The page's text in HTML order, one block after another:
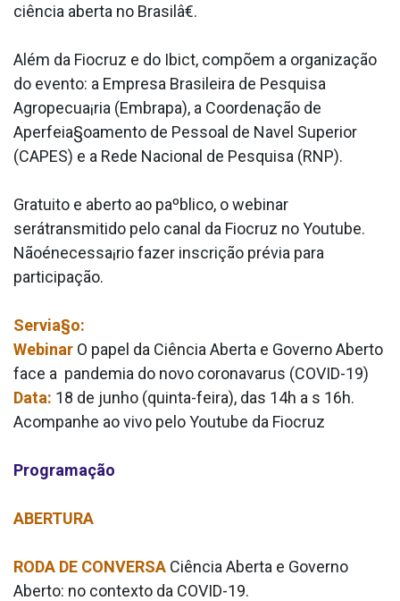
ciência aberta no Brasilâ€.
Além da Fiocruz e do Ibict, compõem a organização
do evento: a Empresa Brasileira de Pesquisa
Agropecua¡ria (Embrapa), a Coordenação de
Aperfeia§oamento de Pessoal de Na­vel Superior
(CAPES) e a Rede Nacional de Pesquisa (RNP).
Gratuito e aberto ao paºblico, o webinar
serátransmitido pelo canal da Fiocruz no Youtube.
Nãoénecessa¡rio fazer inscrição prévia para
participação.
Servia§o:
Webinar O papel da Ciência Aberta e Governo Aberto
face a pandemia do novo coronava­rus (COVID-19)
Data: 18 de junho (quinta-feira), das 14h a s 16h.
Acompanhe ao vivo pelo Youtube da Fiocruz
Programação
ABERTURA
RODA DE CONVERSA Ciência Aberta e Governo
Aberto: no contexto da COVID-19.